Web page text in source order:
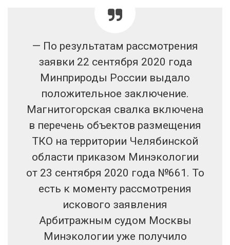
— По результатам рассмотрения
заявки 22 сентября 2020 года
Минприроды России выдало
положительное заключение.
Магнитогорская свалка включена
в перечень объектов размещения
ТКО на территории Челябинской
области приказом Минэкологии
от 23 сентября 2020 года №661. То
есть к моменту рассмотрения
искового заявления
Арбитражным судом Москвы
Минэкологии уже получило